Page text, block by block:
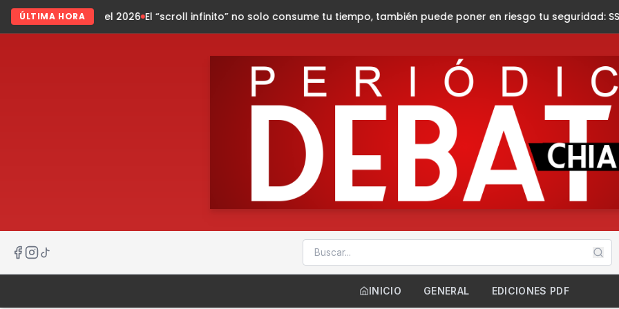
ÚLTIMA HORA
del 2026 El “scroll infinito” no solo consume tu tiempo, también puede poner en riesgo tu seguridad: SSP Rinde
INICIO GENERAL EDICIONES PDF